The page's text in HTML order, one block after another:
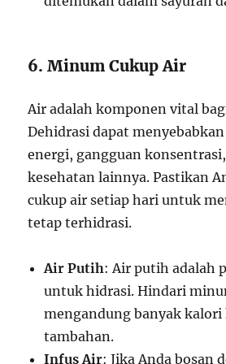
6. Minum Cukup Air
Air adalah komponen vital
Dehidrasi dapat
energi, gangguan
kesehatan lainnya. Pastikan
cukup air setiap hari untuk
tetap terhidrasi.
Air Putih: Air putih adalah
untuk hidrasi. Hindari
mengandung banyak kalori
tambahan.
Infus Air: Jika Anda bosan